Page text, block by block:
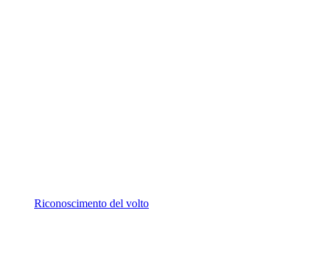
Riconoscimento del volto